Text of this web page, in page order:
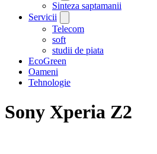
Sinteza saptamanii
Servicii
Telecom
soft
studii de piata
EcoGreen
Oameni
Tehnologie
Sony Xperia Z2